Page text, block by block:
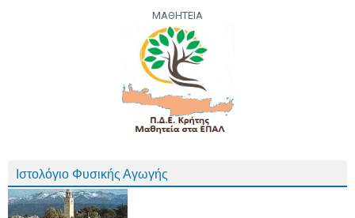
ΜΑΘΗΤΕΙΑ
Ιστολόγιο Φυσικής Αγωγής